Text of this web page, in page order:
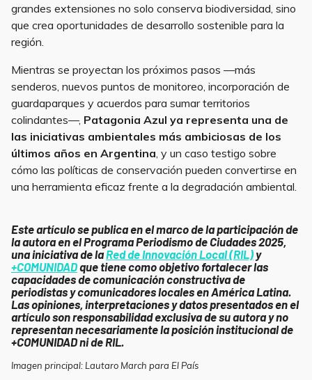
grandes extensiones no solo conserva biodiversidad, sino
que crea oportunidades de desarrollo sostenible para la
región.
Mientras se proyectan los próximos pasos —más
senderos, nuevos puntos de monitoreo, incorporación de
guardaparques y acuerdos para sumar territorios
colindantes—, Patagonia Azul ya representa una de
las iniciativas ambientales más ambiciosas de los
últimos años en Argentina, y un caso testigo sobre
cómo las políticas de conservación pueden convertirse en
una herramienta eficaz frente a la degradación ambiental.
Este artículo se publica en el marco de la participación de
la autora en el Programa Periodismo de Ciudades 2025,
una iniciativa de laRed de Innovación Local (RIL)y
+COMUNIDADque tiene como objetivo fortalecer las
capacidades de comunicación constructiva de
periodistas y comunicadores locales en América Latina.
Las opiniones, interpretaciones y datos presentados en el
artículo son responsabilidad exclusiva de su autora y no
representan necesariamente la posición institucional de
+COMUNIDAD ni de RIL.
Imagen principal: Lautaro March para El País